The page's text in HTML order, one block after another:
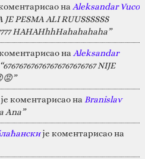
на Aleksandar Vuco
JE PESMA ALI RUUSSSSSS
HAHAHhhHahahahaha”
на Aleksandar
“676767676767676767676767 NIJE
коментарисао на Branislav
Ana”
је коментарисао на